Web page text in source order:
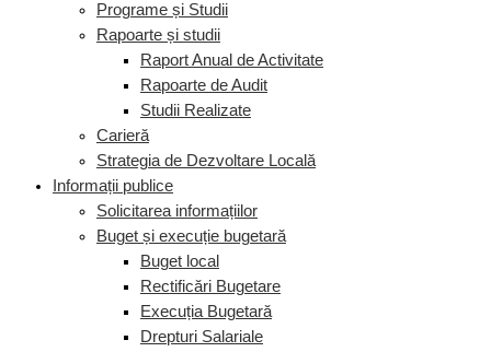
Programe și Studii
Rapoarte și studii
Raport Anual de Activitate
Rapoarte de Audit
Studii Realizate
Carieră
Strategia de Dezvoltare Locală
Informații publice
Solicitarea informațiilor
Buget și execuție bugetară
Buget local
Rectificări Bugetare
Execuția Bugetară
Drepturi Salariale